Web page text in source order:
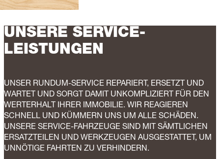
UNSERE SERVICE-
LEISTUNGEN
UNSER RUNDUM-SERVICE REPARIERT, ERSETZT UND
WARTET UND SORGT DAMIT UNKOMPLIZIERT FÜR DEN
WERTERHALT IHRER IMMOBILIE. WIR REAGIEREN
SCHNELL UND KÜMMERN UNS UM ALLE SCHÄDEN.
UNSERE SERVICE-FAHRZEUGE SIND MIT SÄMTLICHEN
ERSATZTEILEN UND WERKZEUGEN AUSGESTATTET, UM
UNNÖTIGE FAHRTEN ZU VERHINDERN.